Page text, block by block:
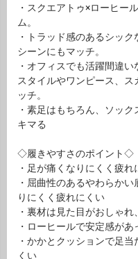
・スクエアトゥ×ローヒー
ム。
・トラッド感のあるシッ
シーンにもマッチ。
・オフィスでも活躍間違
スタイルやワンピース、
ッチ。
・素足はもちろん、ソッ
キマる
◇履きやすさのポイント◇
・足が痛くなりにくく疲
・屈曲性のあるやわらか
りにくく疲れにくい
・裏材は見た目がおしゃ
・ローヒールで安定感が
・かかとクッションで足
くい